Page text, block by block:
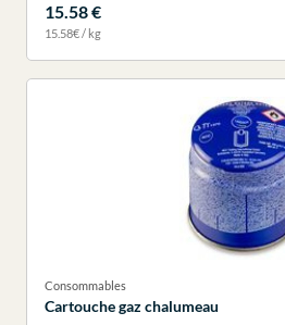
15.58 €
15.58€ / kg
Consommables
Cartouche gaz chalumeau